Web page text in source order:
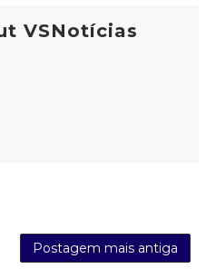
VSNotícias
Postagem mais antiga